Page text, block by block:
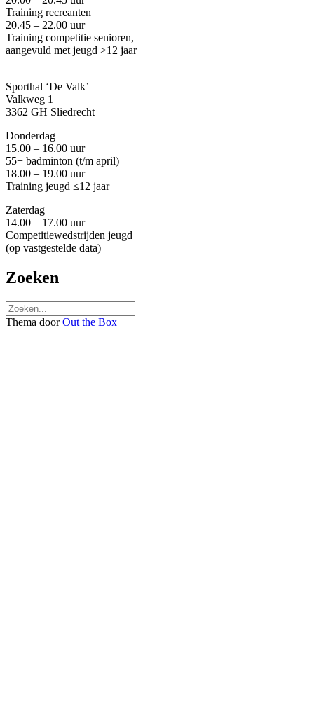
Training recreanten
20.45 – 22.00 uur
Training competitie senioren,
aangevuld met jeugd >12 jaar
Sporthal ‘De Valk’
Valkweg 1
3362 GH Sliedrecht
Donderdag
15.00 – 16.00 uur
55+ badminton (t/m april)
18.00 – 19.00 uur
Training jeugd ≤12 jaar
Zaterdag
14.00 – 17.00 uur
Competitiewedstrijden jeugd
(op vastgestelde data)
Zoeken
Thema doorOut the Box